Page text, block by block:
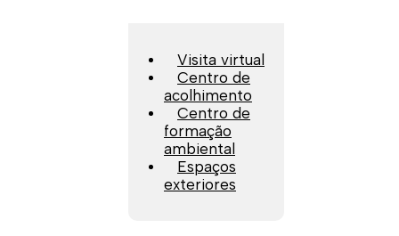
Visita virtual
Centro de
acolhimento
Centro de
formação
ambiental
Espaços
exteriores